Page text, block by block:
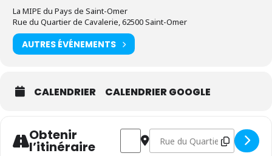
La MIPE du Pays de Saint-Omer
Rue du Quartier de Cavalerie, 62500 Saint-Omer
AUTRES ÉVÉNEMENTS
CALENDRIER CALENDRIER GOOGLE
Obtenir
l’itinéraire
Address - Atelier Gestion de budget
Destination Address - Atelier